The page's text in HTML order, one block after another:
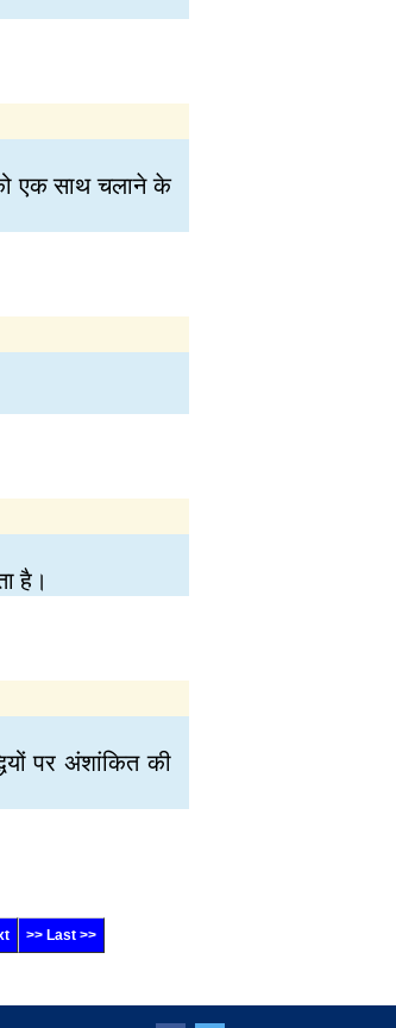
एक साथ चलाने के
है।
पर अंशांकित की
>> Last >>